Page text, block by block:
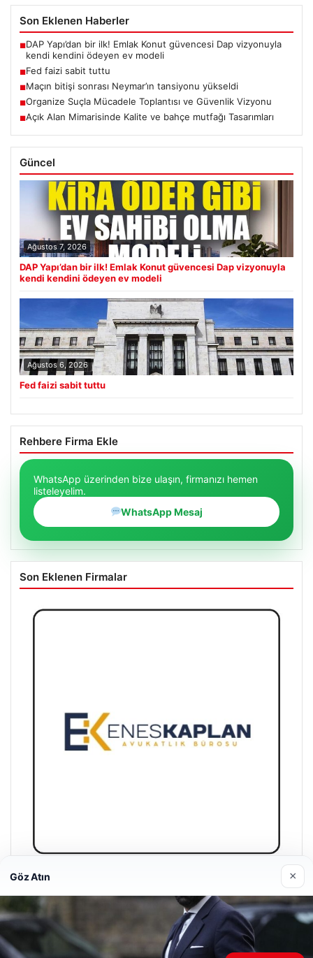
Son Eklenen Haberler
■DAP Yapı’dan bir ilk! Emlak Konut güvencesi Dap vizyonuyla
kendi kendini ödeyen ev modeli
■Fed faizi sabit tuttu
■Maçın bitişi sonrası Neymar’ın tansiyonu yükseldi
■Organize Suçla Mücadele Toplantısı ve Güvenlik Vizyonu
■Açık Alan Mimarisinde Kalite ve bahçe mutfağı Tasarımları
Güncel
Ağustos 7, 2026
DAP Yapı’dan bir ilk! Emlak Konut güvencesi Dap vizyonuyla
kendi kendini ödeyen ev modeli
Ağustos 6, 2026
Fed faizi sabit tuttu
Rehbere Firma Ekle
WhatsApp üzerinden bize ulaşın, firmanızı hemen
listeleyelim.
WhatsApp Mesaj
Son Eklenen Firmalar
Enes Kaplan Avukatlık Bürosu
Nisan 28, 2026
Göz Atın ×